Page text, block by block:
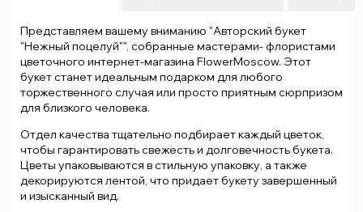
Представляем вашему вниманию "Авторский букет
"Нежный поцелуй"", собранные мастерами- флористами
цветочного интернет-магазина FlowerMoscow. Этот
букет станет идеальным подарком для любого
торжественного случая или просто приятным сюрпризом
для близкого человека.
Отдел качества тщательно подбирает каждый цветок,
чтобы гарантировать свежесть и долговечность букета.
Цветы упаковываются в стильную упаковку, а также
декорируются лентой, что придает букету завершенный
и изысканный вид.